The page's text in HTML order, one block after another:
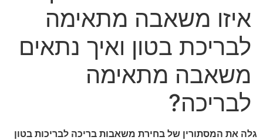
איזו משאבה מתאימה
לבריכת בטון ואיך נתאים
משאבה מתאימה
לבריכה?
גלה את המסתורין של בחירת משאבות בריכה לבריכות בטון